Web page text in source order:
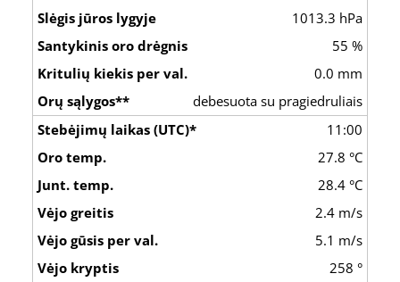
1013.3 hPa
55 %
0.0 mm
debesuota su pragiedruliais
11:00
27.8 °C
28.4 °C
2.4 m/s
5.1 m/s
258 °